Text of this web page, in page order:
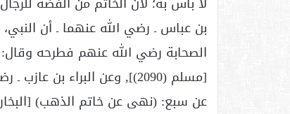
بن عباس ـ رضي الله عنهما ـ أن
الصحابة رضي الله عنهم فطرحه
[مسلم (2090)], وعن البراء
عن سبع: (نهى عن خاتم الذهب) [البخاري